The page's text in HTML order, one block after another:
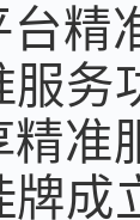
台
服务
准
牌成